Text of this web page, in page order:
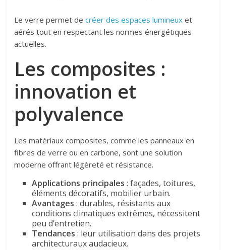
Le verre permet decréer des espaces lumineux et
aérés tout en respectant les normes énergétiques
actuelles.
Les composites :
innovation et
polyvalence
Les matériaux composites, comme les panneaux en
fibres de verre ou en carbone, sont une solution
moderne offrant légèreté et résistance.
Applications principales : façades, toitures,
éléments décoratifs, mobilier urbain.
Avantages : durables, résistants aux
conditions climatiques extrêmes, nécessitent
peu d’entretien.
Tendances : leur utilisation dans des projets
architecturaux audacieux.